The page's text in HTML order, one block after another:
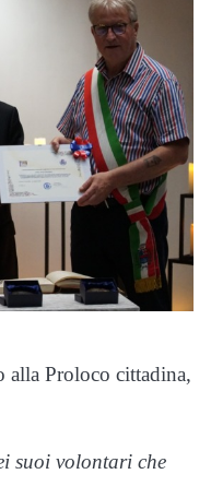
alla Proloco cittadina,
suoi volontari che